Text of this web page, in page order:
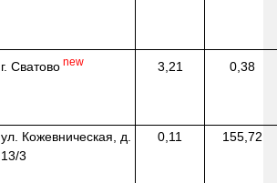
г. Сватово new 3,21 0,38
ул. Кожевническая, д.
13/3
0,11 155,72